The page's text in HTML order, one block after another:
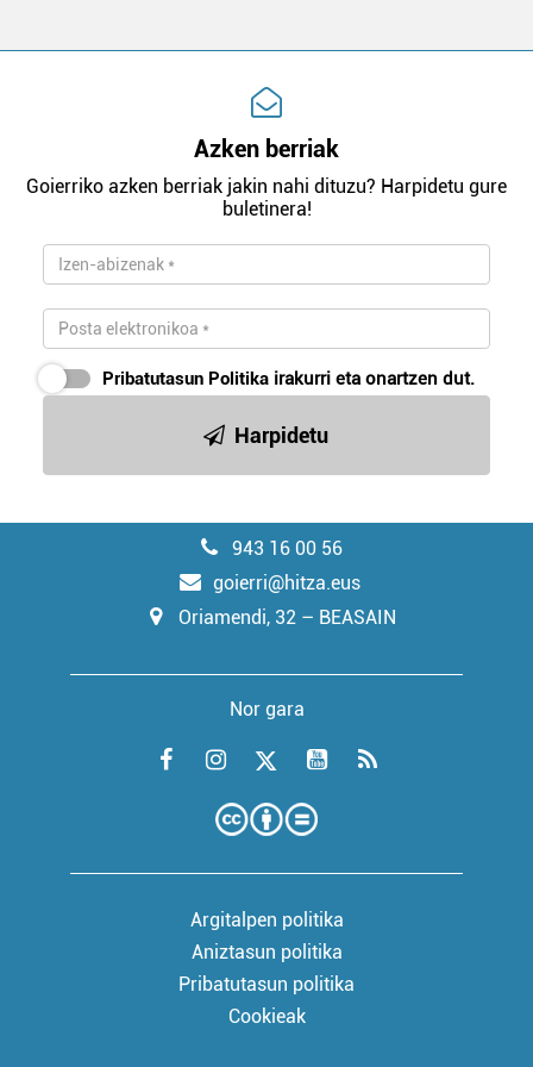
Azken berriak
Goierriko azken berriak jakin nahi dituzu? Harpidetu gure
buletinera!
Pribatutasun Politika irakurri eta onartzen dut.
Harpidetu
943 16 00 56
goierri@hitza.eus
Oriamendi, 32 – BEASAIN
Nor gara
Argitalpen politika
Aniztasun politika
Pribatutasun politika
Cookieak